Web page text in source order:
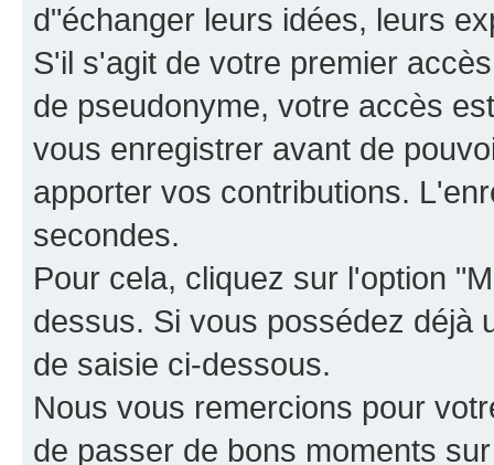
d"échanger leurs idées, leurs
S'il s'agit de votre premier
de pseudonyme, votre accès
vous enregistrer avant de
apporter vos contributions.
secondes.
Pour cela, cliquez sur l'option
dessus. Si vous possédez déjà
de saisie ci-dessous.
Nous vous remercions pour
de passer de bons moments